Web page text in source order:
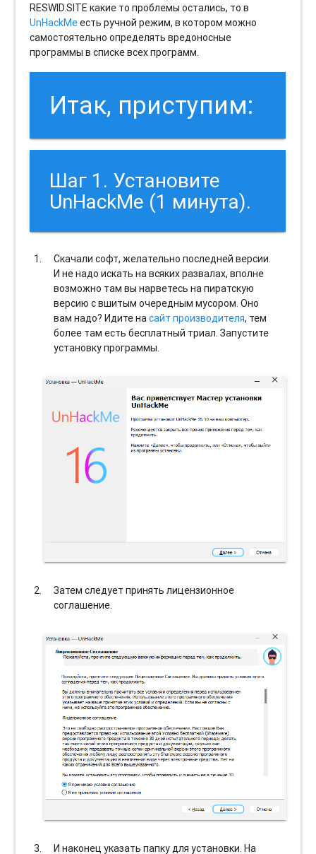
RESWID.SITE какие то проблемы остались, то в
UnHackMeесть ручной режим, в котором можно
самостоятельно определять вредоносные
программы в списке всех программ.
Итак, приступим:
Шаг 1. Установите
UnHackMe (1 минута).
Скачали софт, желательно последней версии.
И не надо искать на всяких развалах, вполне
возможно там вы нарветесь на пиратскую
версию с вшитым очередным мусором. Оно
вам надо? Идите насайт производителя, тем
более там есть бесплатный триал. Запустите
установку программы.
Затем следует принять лицензионное
соглашение.
И наконец указать папку для установки. На